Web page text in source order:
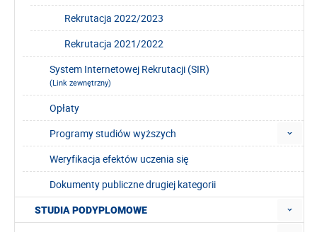
Rekrutacja 2022/2023
Rekrutacja 2021/2022
System Internetowej Rekrutacji (SIR)
(Link zewnętrzny)
Opłaty
Programy studiów wyższych
Weryfikacja efektów uczenia się
Dokumenty publiczne drugiej kategorii
STUDIA PODYPLOMOWE